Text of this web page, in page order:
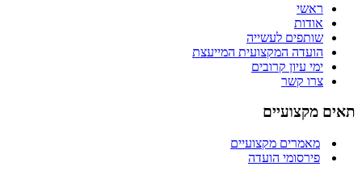
ראשי
אודות
שותפים לעשייה
הועדה המקצועית המייעצת
ימי עיון קרובים
צרו קשר
תאים מקצועיים
מאמרים מקצועיים
פירסומי הועדה